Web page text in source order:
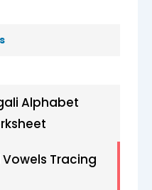
Alphabet
Vowels Tracing